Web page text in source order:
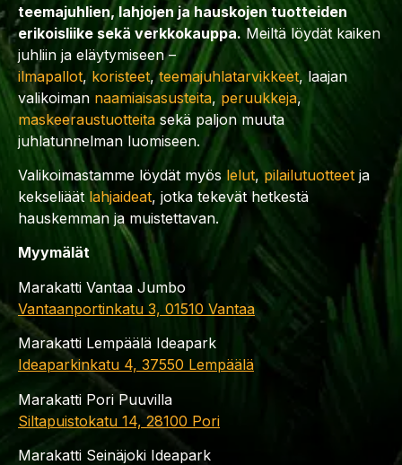
teemajuhlien, lahjojen ja hauskojen tuotteiden
erikoisliike sekä verkkokauppa. Meiltä löydät kaiken
juhliin ja eläytymiseen –
ilmapallot, koristeet,teemajuhlatarvikkeet, laajan
valikoiman naamiaisasusteita, peruukkeja,
maskeeraustuotteita sekä paljon muuta
juhlatunnelman luomiseen.
Valikoimastamme löydät myös lelut,pilailutuotteet ja
kekseliäät lahjaideat, jotka tekevät hetkestä
hauskemman ja muistettavan.
Myymälät
Marakatti Vantaa Jumbo
Vantaanportinkatu 3, 01510 Vantaa
Marakatti Lempäälä Ideapark
Ideaparkinkatu 4, 37550 Lempäälä
Marakatti Pori Puuvilla
Siltapuistokatu 14, 28100 Pori
Marakatti Seinäjoki Ideapark